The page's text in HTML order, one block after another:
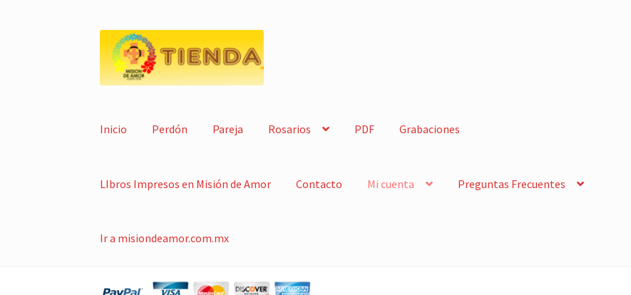
a
la
al
contenido
Inicio Perdón Pareja Rosarios PDF Grabaciones
LIbros Impresos en Misión de Amor Contacto Mi cuenta Preguntas Frecuentes
Ir a misiondeamor.com.mx